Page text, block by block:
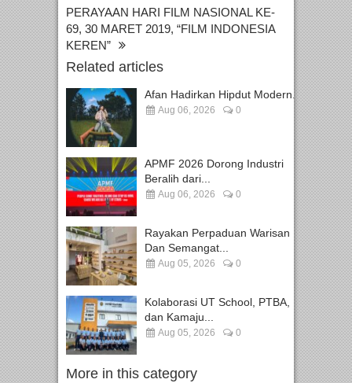
PERAYAAN HARI FILM NASIONAL KE-
69, 30 MARET 2019, “FILM INDONESIA
KEREN”
Related articles
Afan Hadirkan Hipdut Modern...
Aug 06, 2026 0
APMF 2026 Dorong Industri
Beralih dari...
Aug 06, 2026 0
Rayakan Perpaduan Warisan
Dan Semangat...
Aug 05, 2026 0
Kolaborasi UT School, PTBA,
dan Kamaju...
Aug 05, 2026 0
More in this category